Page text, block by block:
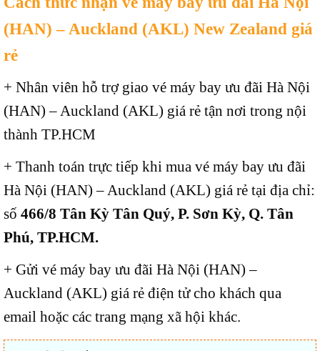
(HAN) – Auckland (AKL) New Zealand giá
rẻ
+ Nhân viên hỗ trợ giao vé máy bay ưu đãi Hà Nội
(HAN) – Auckland (AKL) giá rẻ tận nơi trong nội
thành TP.HCM
+ Thanh toán trực tiếp khi mua vé máy bay ưu đãi
Hà Nội (HAN) – Auckland (AKL) giá rẻ tại địa chỉ:
số 466/8 Tân Kỳ Tân Quý, P. Sơn Kỳ, Q. Tân
Phú, TP.HCM.
+ Gửi vé máy bay ưu đãi Hà Nội (HAN) –
Auckland (AKL) giá rẻ điện tử cho khách qua
email hoặc các trang mạng xã hội khác.